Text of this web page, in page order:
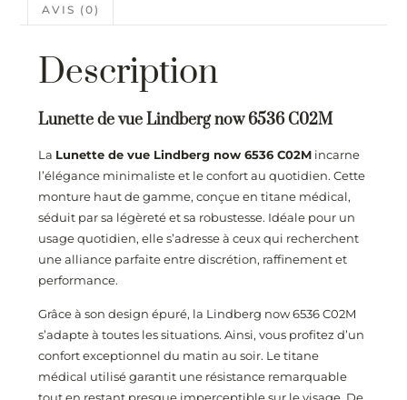
AVIS (0)
Description
Lunette de vue Lindberg now 6536 C02M
La Lunette de vue Lindberg now 6536 C02M incarne
l’élégance minimaliste et le confort au quotidien. Cette
monture haut de gamme, conçue en titane médical,
séduit par sa légèreté et sa robustesse. Idéale pour un
usage quotidien, elle s’adresse à ceux qui recherchent
une alliance parfaite entre discrétion, raffinement et
performance.
Grâce à son design épuré, la Lindberg now 6536 C02M
s’adapte à toutes les situations. Ainsi, vous profitez d’un
confort exceptionnel du matin au soir. Le titane
médical utilisé garantit une résistance remarquable